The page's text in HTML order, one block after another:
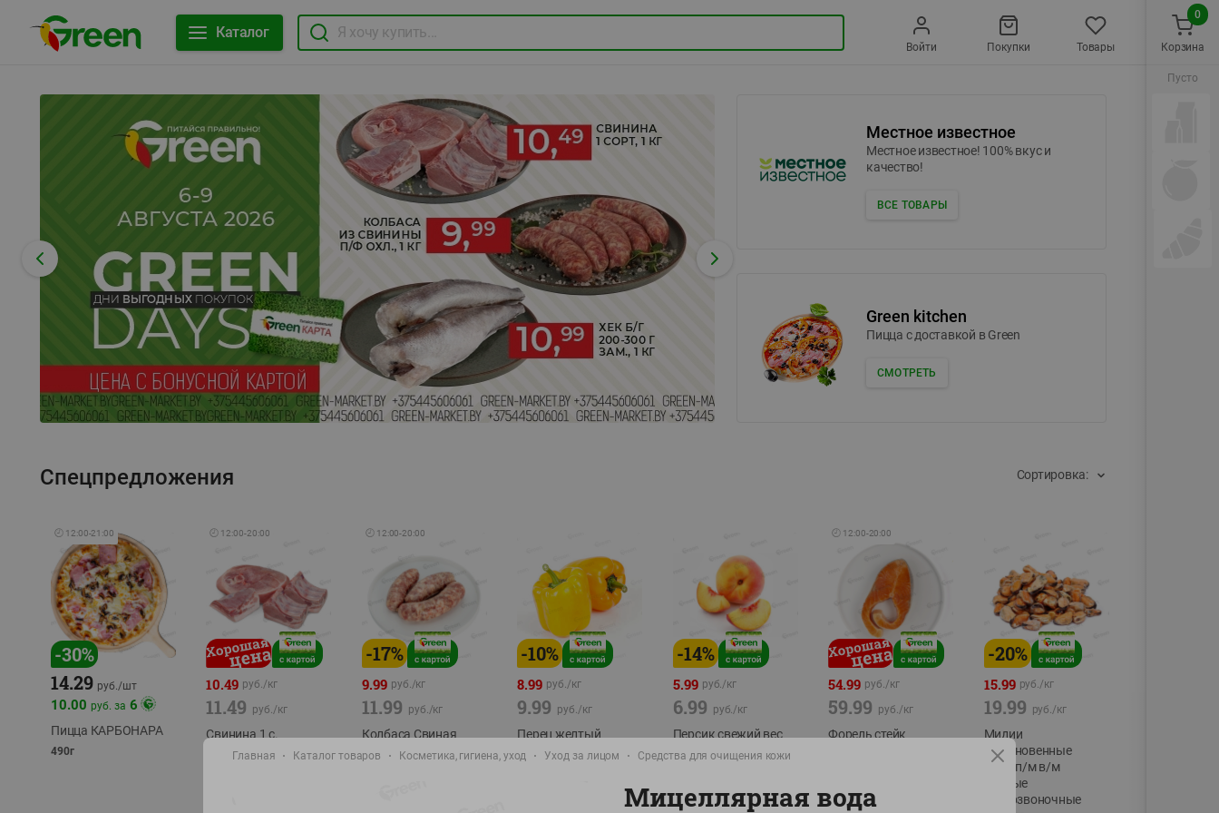
Каталог
Войти Покупки Товары
Местное известное
Местное известное! 100% вкус и
качество!
ВСЕ ТОВАРЫ
Green kitchen
Пицца c доставкой в Green
СМОТРЕТЬ
Спецпредложения Сортировка:
🕘 12:00-21:00
-30%
14.29 руб./шт
10.00 руб. за 6
Пицца КАРБОНАРА
490г
🕘 12:00-20:00
10.49 руб./кг
11.49 руб./кг
Свинина 1 с.
полуфабрикат,
🕘 12:00-20:00
-17%
9.99 руб./кг
11.99 руб./кг
Колбаса Свиная
полуфабрикат,
-10%
8.99 руб./кг
9.99 руб./кг
Перец желтый
Беларусь
-14%
5.99 руб./кг
6.99 руб./кг
Персик свежий вес
фасовка:0,8-1кг
🕘 12:00-20:00
54.99 руб./кг
59.99 руб./кг
Форель стейк
-20%
15.99 руб./кг
19.99 руб./кг
Мидии
обыкновенные
мясо п/м в/м
водные
беспозвоночные
Корзина
0
Пусто
Главная Каталог товаров Косметика, гигиена, уход Уход за лицом Средства для очищения кожи
Мицеллярная вода